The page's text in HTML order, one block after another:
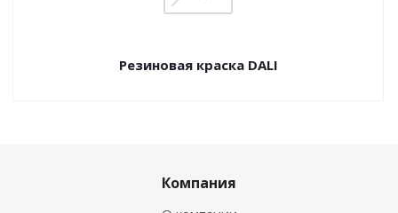
Резиновая краска DALI
Компания